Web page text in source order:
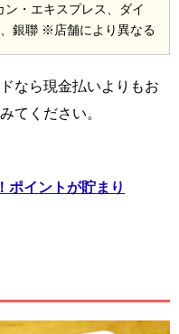
・エキスプレス、ダイ
銀聯 ※店舗により異なる
なら現金払いよりもお
てください。
ポイントが貯まり